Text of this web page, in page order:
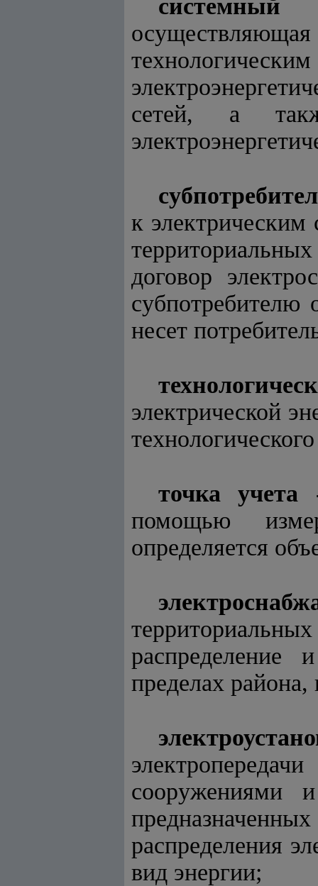
системный
сетей, а
к электрическим
договор
субпотребителю
несет
электрической
точка
помощью
определяется
распределение
пределах
сооружениями
распределения
вид энергии;